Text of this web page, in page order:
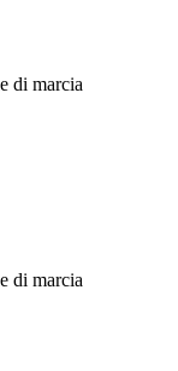
di marcia
di marcia